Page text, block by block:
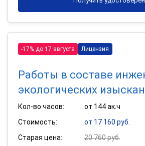
-17% до 17 августа Лицензия
Работы в составе
экологических
Кол-во часов:
от 144 ак.ч
Стоимость:
от 17 160 руб.
Старая цена:
20 760 руб.